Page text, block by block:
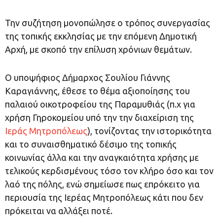
Την συζήτηση μονοπώλησε ο τρόπος συνεργασίας
της τοπικής εκκλησίας με την επόμενη Δημοτική
Αρχή, με σκοπό την επίλυση χρόνιων θεμάτων.
Ο υποψήφιος Δήμαρχος Σουλίου Γιάννης
Καραγιάννης, έθεσε το θέμα αξιοποίησης του
παλαιού οικοτροφείου της Παραμυθιάς (π.χ για
χρήση Γηροκομείου υπό την την διαχείριση της
Ιεράς Μητροπόλεως), τονίζοντας την ιστορικότητα
και το συναισθηματικό δέσιμο της τοπικής
κοινωνίας άλλα και την αναγκαιότητα χρήσης με
τελικούς κερδισμένους τόσο τον κλήρο όσο και τον
λαό της πόλης, ενώ σημείωσε πως επρόκειτο για
περιουσία της Ιερέας Μητροπόλεως κάτι που δεν
πρόκειται να αλλάξει ποτέ.